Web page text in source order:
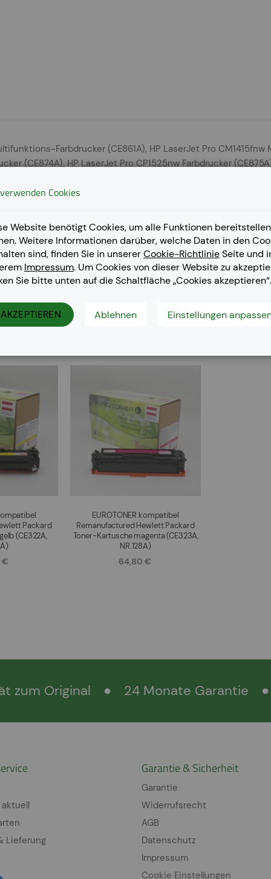
Farbdrucker (CE861A), HP LaserJet Pro
(CE874A), HP LaserJet Pro CP1525nw Farbdrucker
Packard
(CE322A,
€
EUROTONER kompatibel
Remanufactured Hewlett Packard
Toner-Kartusche magenta (CE323A,
NR.128A)
64,80 €
zum Original ● 24 Monate Garantie ●
Lieferung
Garantie & Sicherheit
Garantie
Widerrufsrecht
AGB
Datenschutz
Impressum
Cookie Einstellungen
Cookies
Website benötigt Cookies, um alle Funktionen
Weitere Informationen darüber, welche Daten in den
sind, finden Sie in unsererCookie-RichtlinieSeite und
Impressum. Um Cookies von dieser Website zu
Sie bitte unten auf die Schaltfläche „Cookies
AKZEPTIEREN Ablehnen Einstellungen